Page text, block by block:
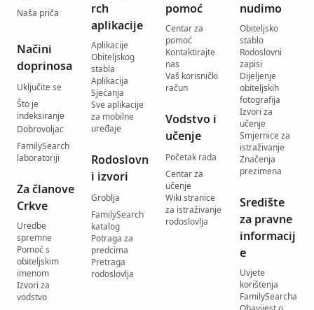
Naša priča
Načini
doprinosa
Uključite se
Što je
indeksiranje
Dobrovoljac
FamilySearch
laboratoriji
Za članove
Crkve
Uredbe
spremne
Pomoć s
obiteljskim
imenom
Izvori za
vodstvo
rch
aplikacije
Aplikacije
Obiteljskog
stabla
Aplikacija
Sjećanja
Sve aplikacije
za mobilne
uređaje
Rodoslovn
i izvori
Groblja
FamilySearch
katalog
Potraga za
predcima
Pretraga
rodoslovlja
pomoć
Centar za
pomoć
Kontaktirajte
nas
Vaš korisnički
račun
Vodstvo i
učenje
Početak rada
Centar za
učenje
Wiki stranice
za istraživanje
rodoslovlja
nudimo
Obiteljsko
stablo
Rodoslovni
zapisi
Dijeljenje
obiteljskih
fotografija
Izvori za
učenje
Smjernice za
istraživanje
Značenja
prezimena
Središte
za pravne
informacij
e
Uvjete
korištenja
FamilySearcha